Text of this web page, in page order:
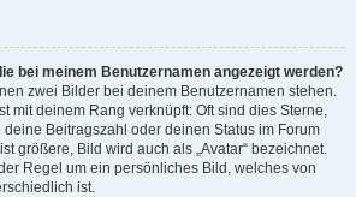
bei meinem Benutzernamen angezeigt werden?
zwei Bilder bei deinem Benutzernamen stehen.
mit deinem Rang verknüpft: Oft sind dies Sterne,
Beitragszahl oder deinen Status im Forum
größere, Bild wird auch als „Avatar“ bezeichnet.
Regel um ein persönliches Bild, welches von
ist.